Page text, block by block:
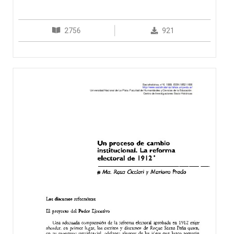
2756 921